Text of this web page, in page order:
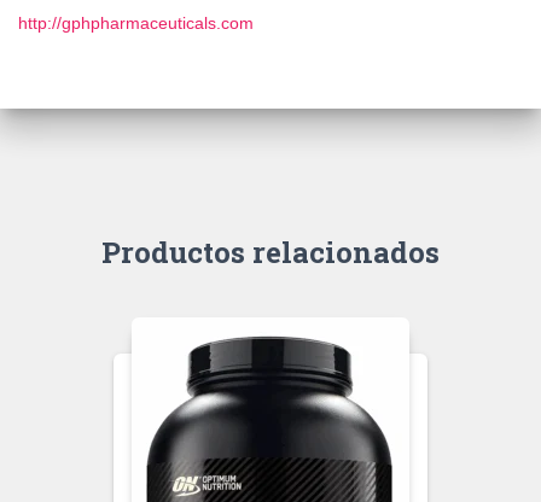
http://gphpharmaceuticals.com
Productos relacionados